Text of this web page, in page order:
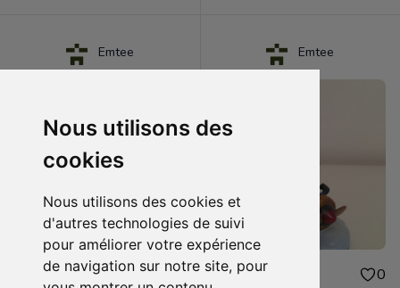
Nous utilisons des
cookies
Nous utilisons des cookies et
d'autres technologies de suivi
pour améliorer votre expérience
de navigation sur notre site, pour
Emtee
6.70€ 0
Emtee
5.10€ 0